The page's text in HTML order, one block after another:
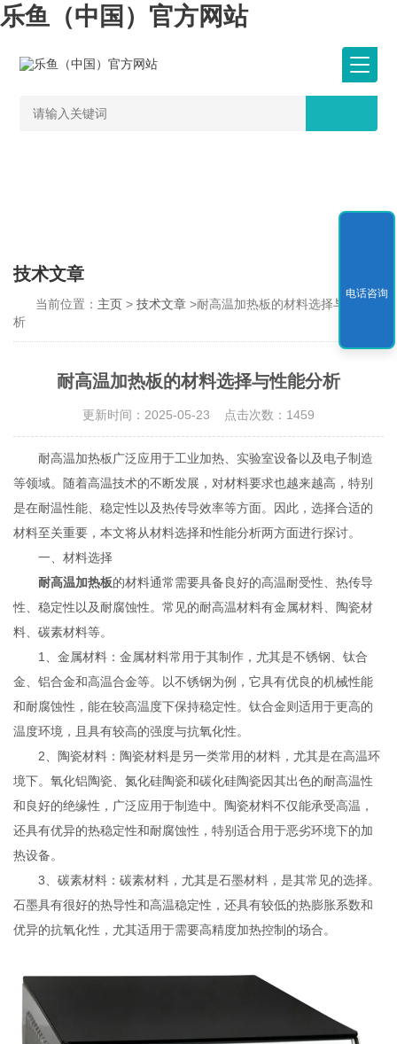
乐鱼（中国）官方网站
技术文章
当前位置： 主页 >技术文章 >耐高温加热板的材料选择与性能分
析
耐高温加热板的材料选择与性能分析
更新时间：2025-05-23 点击次数：1459
耐高温加热板广泛应用于工业加热、实验室设备以及电子制造
等领域。随着高温技术的不断发展，对材料要求也越来越高，特别
是在耐温性能、稳定性以及热传导效率等方面。因此，选择合适的
材料至关重要，本文将从材料选择和性能分析两方面进行探讨。
一、材料选择
耐高温加热板的材料通常需要具备良好的高温耐受性、热传导
性、稳定性以及耐腐蚀性。常见的耐高温材料有金属材料、陶瓷材
料、碳素材料等。
1、金属材料：金属材料常用于其制作，尤其是不锈钢、钛合
金、铝合金和高温合金等。以不锈钢为例，它具有优良的机械性能
和耐腐蚀性，能在较高温度下保持稳定性。钛合金则适用于更高的
温度环境，且具有较高的强度与抗氧化性。
2、陶瓷材料：陶瓷材料是另一类常用的材料，尤其是在高温环
境下。氧化铝陶瓷、氮化硅陶瓷和碳化硅陶瓷因其出色的耐高温性
和良好的绝缘性，广泛应用于制造中。陶瓷材料不仅能承受高温，
还具有优异的热稳定性和耐腐蚀性，特别适合用于恶劣环境下的加
热设备。
3、碳素材料：碳素材料，尤其是石墨材料，是其常见的选择。
石墨具有很好的热导性和高温稳定性，还具有较低的热膨胀系数和
优异的抗氧化性，尤其适用于需要高精度加热控制的场合。
电话咨询